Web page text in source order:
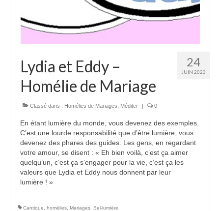
Echo Magazine – Trait Libre
Echo Magazine – Evangile
Voir
Films, Vidéos, Selfies
Selfies de Mariages
Mon témoignage
EdenCinéma
SpiNéma
Vidéos Bibliques
Autres Vidéos
24
JUIN 2023
Lydia et Eddy –
Homélie de Mariage
Classé dans : Homélies de Mariages Méditer | 0
En étant lumière du monde, vous devenez des exemples.
C’est une lourde responsabilité que d’être lumière, vous
devenez des phares des guides. Les gens, en regardant
votre amour, se disent : « Eh bien voilà, c’est ça aimer
quelqu’un, c’est ça s’engager pour la vie, c’est ça les
valeurs que Lydia et Eddy nous donnent par leur
lumière ! »
Cantique homélies Mariages Sel-lumière